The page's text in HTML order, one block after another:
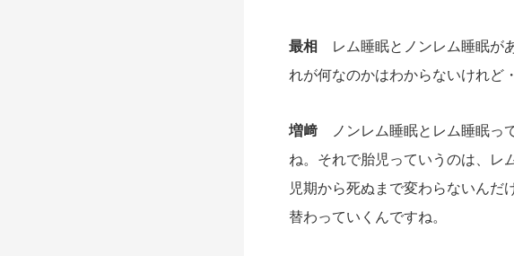
最相 レム睡眠とノンレム睡眠が
れが何なのかはわからないけれど
増﨑 ノンレム睡眠とレム睡眠っ
ね。それで胎児っていうのは、レ
児期から死ぬまで変わらないんだ
替わっていくんですね。